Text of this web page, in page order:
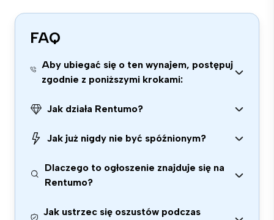
FAQ
Aby ubiegać się o ten wynajem, postępuj
zgodnie z poniższymi krokami:
Jak działa Rentumo?
Jak już nigdy nie być spóźnionym?
Dlaczego to ogłoszenie znajduje się na
Rentumo?
Jak ustrzec się oszustów podczas